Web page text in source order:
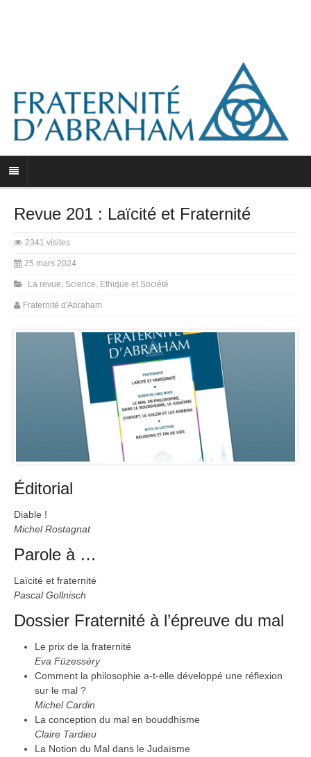
Revue 201 : Laïcité et Fraternité
2341 visites
25 mars 2024
La revue, Science, Ethique et Société
Fraternité d'Abraham
Éditorial
Diable !
Michel Rostagnat
Parole à …
Laïcité et fraternité
Pascal Gollnisch
Dossier Fraternité à l’épreuve du mal
Le prix de la fraternité
Eva Füzesséry
Comment la philosophie a-t-elle développé une réflexion
sur le mal ?
Michel Cardin
La conception du mal en bouddhisme
Claire Tardieu
La Notion du Mal dans le Judaïsme